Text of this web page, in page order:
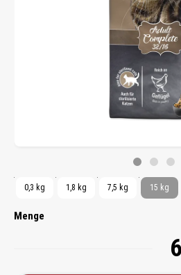
0,3 kg 1,8 kg 7,5 kg 15 kg
Menge